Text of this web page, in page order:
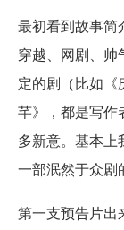
最初看到故事简
穿越、网剧、帅
定的剧（比如《
芊》，都是写作
多新意。基本上
一部泯然于众剧
第一支预告片出